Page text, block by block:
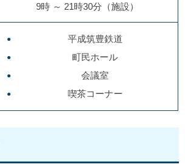
9時 ～ 21時30分（施設）
平成筑豊鉄道
町民ホール
会議室
喫茶コーナー